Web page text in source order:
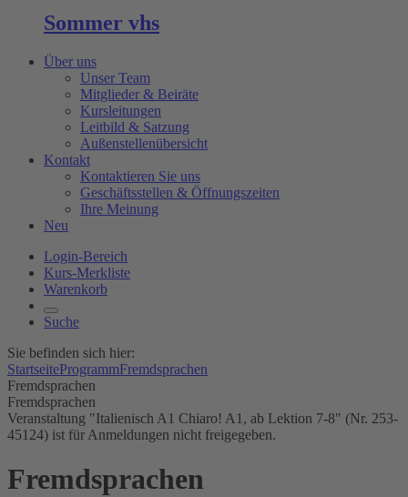
Sommer vhs
Über uns
Unser Team
Mitglieder & Beiräte
Kursleitungen
Leitbild & Satzung
Außenstellenübersicht
Kontakt
Kontaktieren Sie uns
Geschäftsstellen & Öffnungszeiten
Ihre Meinung
Neu
Login-Bereich
Kurs-Merkliste
Warenkorb
Suche
Sie befinden sich hier:
StartseiteProgrammFremdsprachen
Fremdsprachen
Fremdsprachen
Veranstaltung "Italienisch A1 Chiaro! A1, ab Lektion 7-8" (Nr. 253-
45124) ist für Anmeldungen nicht freigegeben.
Fremdsprachen